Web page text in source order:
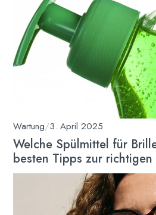
Wartung/3. April 2025
Welche Spülmittel für
besten Tipps zur